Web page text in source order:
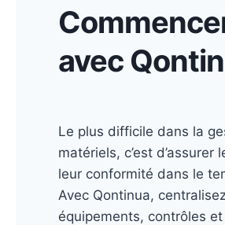
avec
Le plus difficile dans la
matériels, c’est d’assurer
leur conformité dans le
Avec Qontinua,
équipements, contrôles